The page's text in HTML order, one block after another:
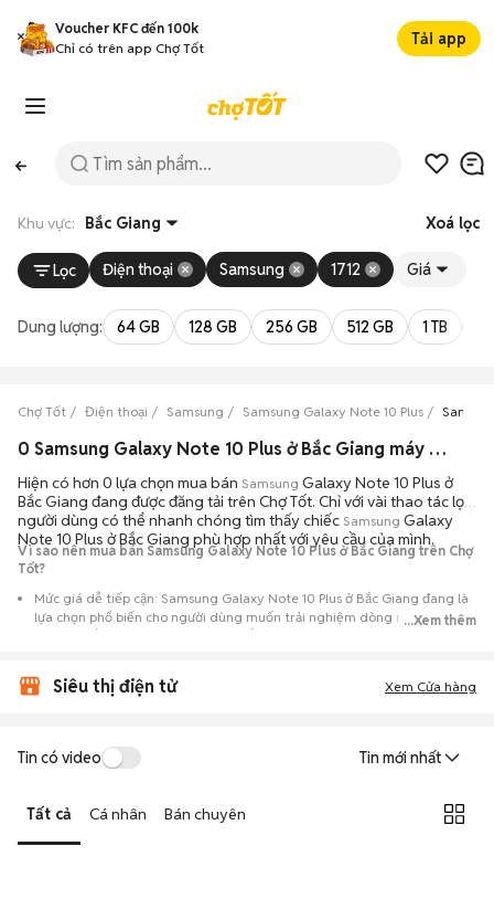
Voucher KFC đến 100k
Chỉ có trên app Chợ Tốt
Tải app
Khu vực: Bắc Giang Xoá lọc
Lọc Điện thoại Samsung 1712 Giá
Dung lượng: 64 GB 128 GB 256 GB 512 GB 1 TB
Chợ Tốt Điện thoại Samsung Samsung Galaxy Note 10 Plus
0 Samsung Galaxy Note 10 Plus ở Bắc Giang máy bền đẹp đang bán 08/2026
Hiện có hơn 0 lựa chọn mua bán Samsung Galaxy Note 10 Plus ở
Bắc Giang đang được đăng tải trên Chợ Tốt. Chỉ với vài thao tác lọc,
người dùng có thể nhanh chóng tìm thấy chiếc Samsung Galaxy
Note 10 Plus ở Bắc Giang phù hợp nhất với yêu cầu của mình.
Vì sao nên mua bán Samsung Galaxy Note 10 Plus ở Bắc Giang trên Chợ
Tốt?
Mức giá dễ tiếp cận: Samsung Galaxy Note 10 Plus ở Bắc Giang đang là
lựa chọn phổ biến cho người dùng muốn trải nghiệm dòng máy này với
chi phí thấp hơn so với khi mới ra mắt.
Plus ở Bắc Giang từ nhiều cá nhân muốn lên đời máy, mang đến đa dạng
sự lựa chọn về tình trạng bảo hành, hình thức máy và màu sắc.
đánh giá chính xác hiệu năng thực tế của máy so với mô tả trên
Mua bán linh hoạt: Hai bên có thể chủ động thỏa thuận giá cả và
địa điểm giao nhận, chốt giao dịch nhanh chóng khi đạt được
...Xem thêm
Siêu thị điện tử Xem Cửa hàng
Tin có video Tin mới nhất
Tất cả Cá nhân Bán chuyên